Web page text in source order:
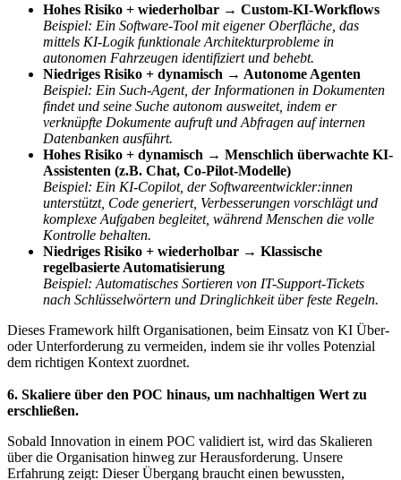
Hohes Risiko + wiederholbar → Custom-KI-Workflows
Beispiel: Ein Software-Tool mit eigener Oberfläche, das
mittels KI-Logik funktionale Architekturprobleme in
autonomen Fahrzeugen identifiziert und behebt.
Niedriges Risiko + dynamisch → Autonome Agenten
Beispiel: Ein Such-Agent, der Informationen in Dokumenten
findet und seine Suche autonom ausweitet, indem er
verknüpfte Dokumente aufruft und Abfragen auf internen
Datenbanken ausführt.
Hohes Risiko + dynamisch → Menschlich überwachte KI-
Assistenten (z.B. Chat, Co-Pilot-Modelle)
Beispiel: Ein KI-Copilot, der Softwareentwickler:innen
unterstützt, Code generiert, Verbesserungen vorschlägt und
komplexe Aufgaben begleitet, während Menschen die volle
Kontrolle behalten.
Niedriges Risiko + wiederholbar → Klassische
regelbasierte Automatisierung
Beispiel: Automatisches Sortieren von IT-Support-Tickets
nach Schlüsselwörtern und Dringlichkeit über feste Regeln.
Dieses Framework hilft Organisationen, beim Einsatz von KI Über-
oder Unterforderung zu vermeiden, indem sie ihr volles Potenzial
dem richtigen Kontext zuordnet.
6. Skaliere über den POC hinaus, um nachhaltigen Wert zu
erschließen.
Sobald Innovation in einem POC validiert ist, wird das Skalieren
über die Organisation hinweg zur Herausforderung. Unsere
Erfahrung zeigt: Dieser Übergang braucht einen bewussten,